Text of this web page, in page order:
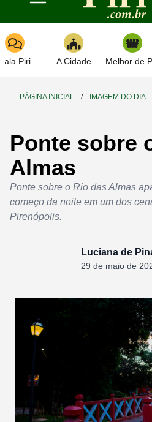
Toggle navigation
Piri A Cidade Melhor de
PÁGINA INICIAL / IMAGEM DO DIA
Ponte sobre
Almas
Ponte sobre o Rio das Almas
começo da noite em um dos
Pirenópolis.
Luciana de
29 de maio de